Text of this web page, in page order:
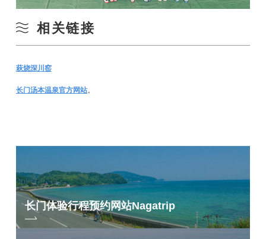
相关链接
萩烧深川窑
长门汤本温泉官方网站。
长门体验行程预约网站Nagatrip